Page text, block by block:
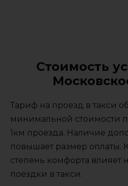
Стоимость
Тариф на проезд в такси
минимальной стоимости
1км проезда. Наличие
повышает размер оплаты.
степень комфорта влияет
поездки в такси.